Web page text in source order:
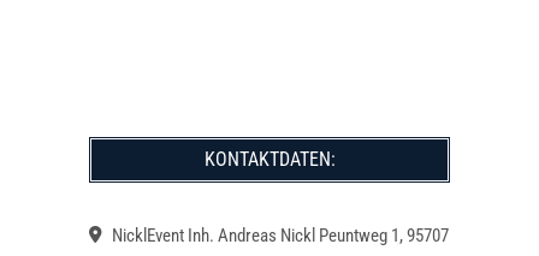
KONTAKTDATEN:
NicklEvent Inh. Andreas Nickl Peuntweg 1, 95707